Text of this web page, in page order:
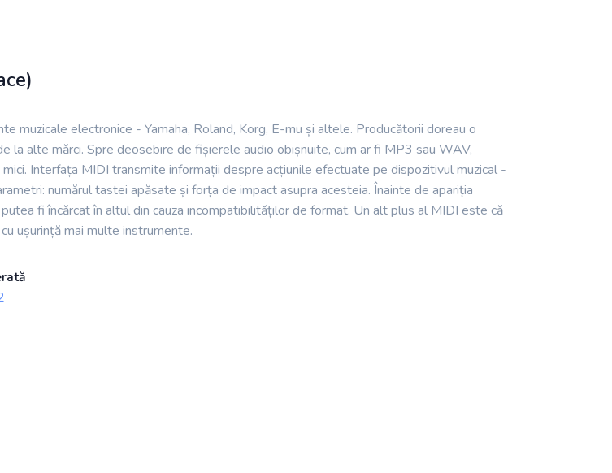
muzicale electronice - Yamaha, Roland, Korg, E-mu și altele. Producătorii doreau o
alte mărci. Spre deosebire de fișierele audio obișnuite, cum ar fi MP3 sau WAV,
Interfața MIDI transmite informații despre acțiunile efectuate pe dispozitivul muzical -
numărul tastei apăsate și forța de impact asupra acesteia. Înainte de apariția
fi încărcat în altul din cauza incompatibilităților de format. Un alt plus al MIDI este că
ușurință mai multe instrumente.